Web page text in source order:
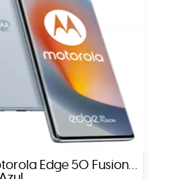
Edge 50 Fusion